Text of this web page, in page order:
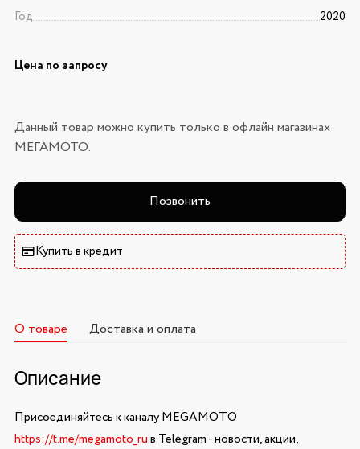
Год
2020
Цена по запросу
Данный товар можно купить только в офлайн магазинах
МЕГАМОТО.
Позвонить
Купить в кредит
О товаре Доставка и оплата
Описание
Присоединяйтесь к каналу MEGAMOTO
https://t.me/megamoto_ruв Telegram - новости, акции,